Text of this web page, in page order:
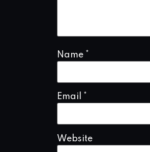
Name *
Email *
Website